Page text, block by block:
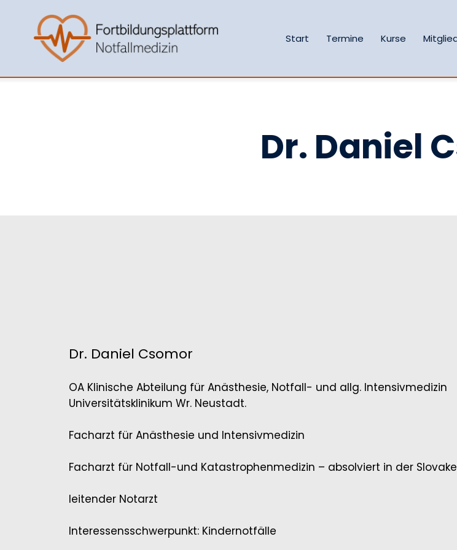
Start Termine Kurse
Dr. Daniel
Dr. Daniel Csomor
OA Klinische Abteilung für Anästhesie, Notfall- und allg. Intensivmedizin
Universitätsklinikum Wr. Neustadt.
Facharzt für Anästhesie und Intensivmedizin
Facharzt für Notfall-und Katastrophenmedizin – absolviert in der
leitender Notarzt
Interessensschwerpunkt: Kindernotfälle